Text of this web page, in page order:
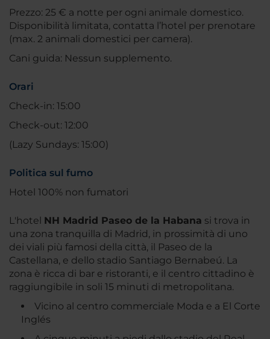
Prezzo: 25 € a notte per ogni animale domestico.
Disponibilità limitata, contatta l’hotel per prenotare
(max. 2 animali domestici per camera).
Cani guida: Nessun supplemento.
Orari
Check-in: 15:00
Check-out: 12:00
(Lazy Sundays: 15:00)
Politica sul fumo
Hotel 100% non fumatori
L'hotel NH Madrid Paseo de la Habana si trova in
una zona tranquilla di Madrid, in prossimità di uno
dei viali più famosi della città, il Paseo de la
Castellana, e dello stadio Santiago Bernabeú. La
zona è ricca di bar e ristoranti, e il centro cittadino è
raggiungibile in soli 15 minuti di metropolitana.
Vicino al centro commerciale Moda e a El Corte
Inglés